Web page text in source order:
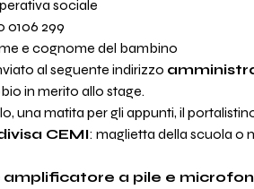
sociale
0106 299
e cognome del bambino
al seguente indirizzo
in merito allo stage.
una matita per gli appunti, il
CEMI: maglietta della scuola o
amplificatore a pile e